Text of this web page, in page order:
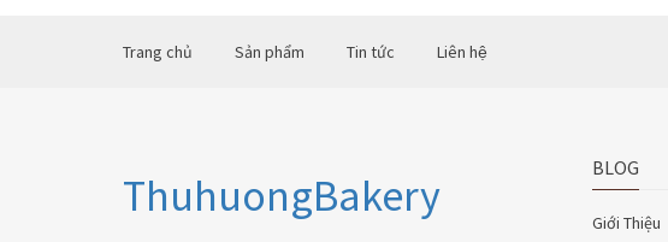
Trang chủ Sản phẩm Tin tức Liên hệ
ThuhuongBakery
BLOG
Giới Thiệu